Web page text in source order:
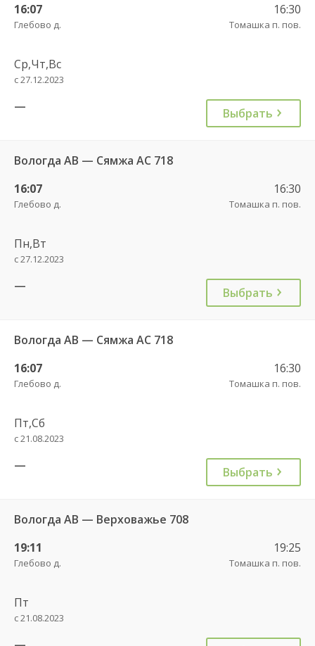
16:07
Глебово д.
16:30
Томашка п. пов.
Ср,Чт,Вс
с 27.12.2023
— Выбрать
Вологда АВ — Сямжа АС 718
16:07
Глебово д.
16:30
Томашка п. пов.
Пн,Вт
с 27.12.2023
— Выбрать
Вологда АВ — Сямжа АС 718
16:07
Глебово д.
16:30
Томашка п. пов.
Пт,Сб
с 21.08.2023
— Выбрать
Вологда АВ — Верховажье 708
19:11
Глебово д.
19:25
Томашка п. пов.
Пт
с 21.08.2023